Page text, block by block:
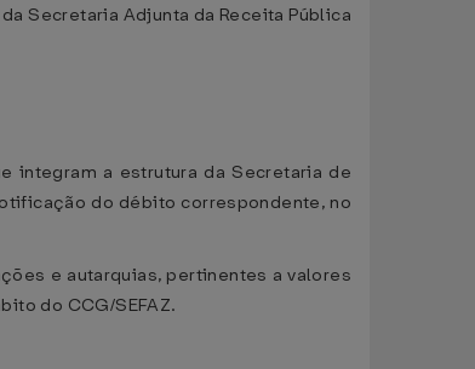
Secretaria Adjunta da Receita Pública
integram a estrutura da Secretaria de
do débito correspondente, no
e autarquias, pertinentes a valores
do CCG/SEFAZ.